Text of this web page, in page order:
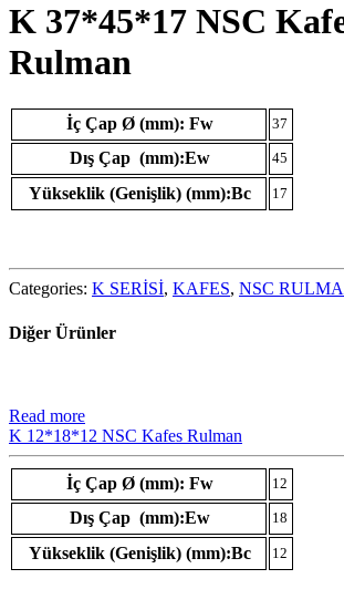
K 37*45*17 NSC
Rulman
İç Çap Ø (mm): Fw 37
Dış Çap (mm):Ew 45
Yükseklik (Genişlik) (mm):Bc 17
Categories: K SERİSİ, KAFES, NSC
Diğer Ürünler
Read more
K 12*18*12 NSC Kafes Rulman
İç Çap Ø (mm): Fw 12
Dış Çap (mm):Ew 18
Yükseklik (Genişlik) (mm):Bc 12